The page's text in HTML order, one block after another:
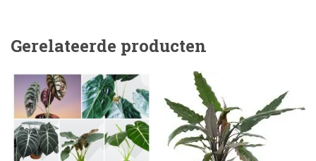
Gerelateerde producten